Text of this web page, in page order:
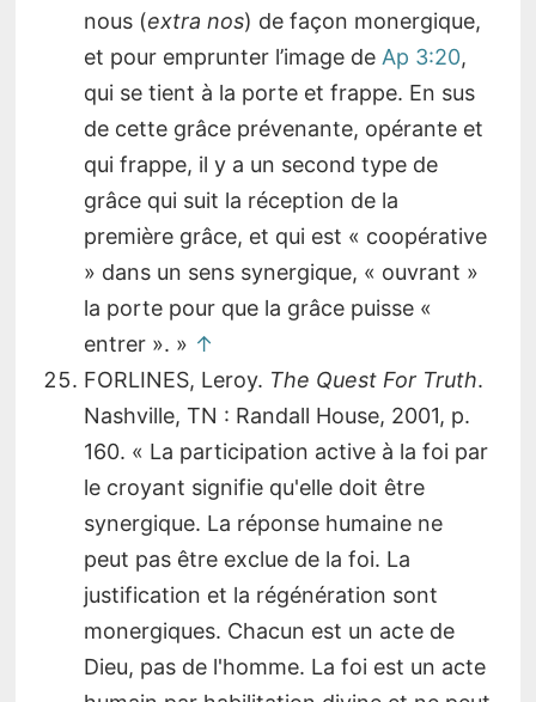
nous (extra nos) de façon monergique,
et pour emprunter l’image de Ap 3:20,
qui se tient à la porte et frappe. En sus
de cette grâce prévenante, opérante et
qui frappe, il y a un second type de
grâce qui suit la réception de la
première grâce, et qui est « coopérative
» dans un sens synergique, « ouvrant »
la porte pour que la grâce puisse «
entrer ». » ↑
FORLINES, Leroy. The Quest For Truth.
Nashville, TN : Randall House, 2001, p.
160. « La participation active à la foi par
le croyant signifie qu'elle doit être
synergique. La réponse humaine ne
peut pas être exclue de la foi. La
justification et la régénération sont
monergiques. Chacun est un acte de
Dieu, pas de l'homme. La foi est un acte